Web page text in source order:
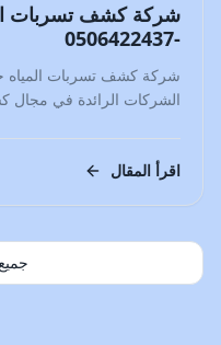
شركة كشف تسربات
-0506422437
شركة كشف تسربات المياه
الشركات الرائدة في مجال
اقرأ المقال